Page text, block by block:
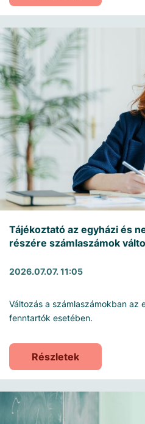
Tájékoztató az egyházi és
részére számlaszámok
2026.07.07. 11:05
Változás a számlaszámokban az
fenntartók esetében.
Részletek